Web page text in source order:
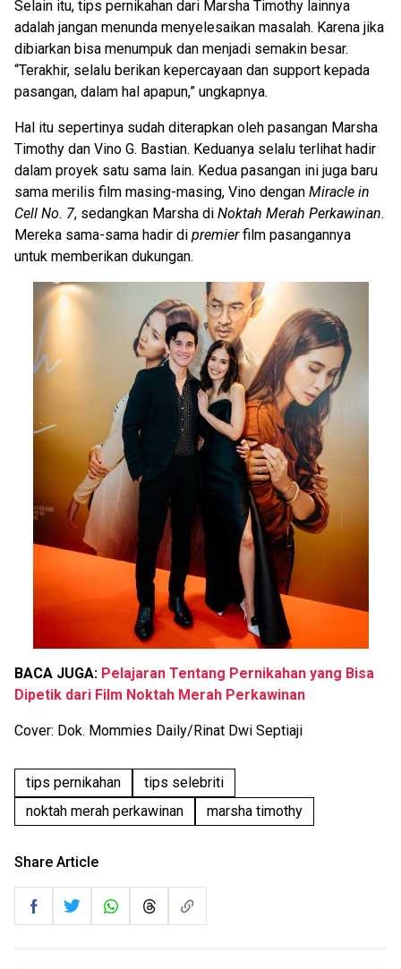
Selain itu, tips pernikahan dari Marsha Timothy lainnya
adalah jangan menunda menyelesaikan masalah. Karena jika
dibiarkan bisa menumpuk dan menjadi semakin besar.
“Terakhir, selalu berikan kepercayaan dan support kepada
pasangan, dalam hal apapun,” ungkapnya.
Hal itu sepertinya sudah diterapkan oleh pasangan Marsha
Timothy dan Vino G. Bastian. Keduanya selalu terlihat hadir
dalam proyek satu sama lain. Kedua pasangan ini juga baru
sama merilis film masing-masing, Vino dengan Miracle in
Cell No. 7, sedangkan Marsha di Noktah Merah Perkawinan.
Mereka sama-sama hadir di premierfilm pasangannya
untuk memberikan dukungan.
BACA JUGA: Pelajaran Tentang Pernikahan yang Bisa
Dipetik dari Film Noktah Merah Perkawinan
Cover: Dok. Mommies Daily/Rinat Dwi Septiaji
tips pernikahan
tips selebriti
noktah merah perkawinan
marsha timothy
Share Article